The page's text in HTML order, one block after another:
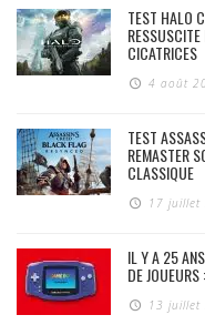
TEST HALO
CICATRICES
4 août
TEST
REMASTER
CLASSIQUE
17
IL Y A 25
DE
13